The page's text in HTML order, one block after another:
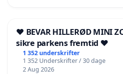
❤️ BEVAR HILLERØD MINI
sikre parkens fremtid ❤️
1 352 underskrifter
1 352 Underskrifter / 30 dage
2 Aug 2026